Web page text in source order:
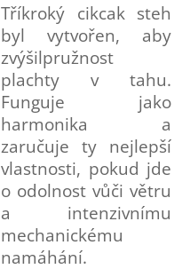
Tříkroký cikcak steh
byl vytvořen, aby
zvýšilpružnost
plachty v tahu.
Funguje jako
harmonika a
zaručuje ty nejlepší
vlastnosti, pokud jde
o odolnost vůči větru
a intenzivnímu
mechanickému
namáhání.